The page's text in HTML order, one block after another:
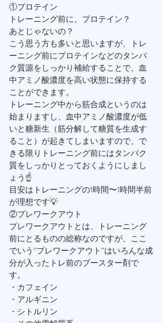
①プロテイン
トレーニング前に、プロテイン？
あとじゃないの？
こう思う方も多いと思いますが、トレ
ーニング前にプロテインなどのタンパ
ク質源をしっかり補給することで、血
中アミノ酸濃度を高い状態に保持する
ことができます。
トレーニング中から筋合成というのは
始まりますし、血中アミノ酸濃度が低
いと糖新生（筋分解して糖質を生成す
ること）が起きてしまいますので、で
きる限りトレーニング前にはタンパク
質をしっかりとっておくようにしまし
ょう☝️
目安はトレーニングの1時間〜1時間半前
が理想です💡
②プレワークアウト
プレワークアウトとは、トレーニング
前にとるものの総称なのですが、ここ
でいう”プレワークアウト”はいろんな成
分が入ったトレ前のブースター剤で
す。
・カフェイン
・アルギニン
・シトルリン